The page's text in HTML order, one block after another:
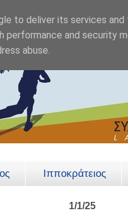
Ιπποκράτειος
1/1/25
to deliver its services
performance and security
abuse.